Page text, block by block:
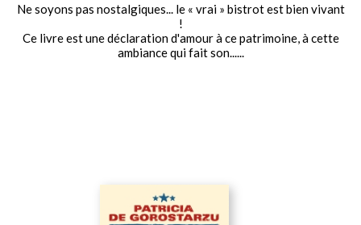
Ne soyons pas nostalgiques... le « vrai » bistrot est bien vivant
!
Ce livre est une déclaration d'amour à ce patrimoine, à cette
ambiance qui fait son......